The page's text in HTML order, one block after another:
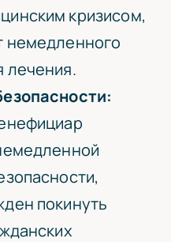
кризисом,
немедленного
лечения.
покинуть